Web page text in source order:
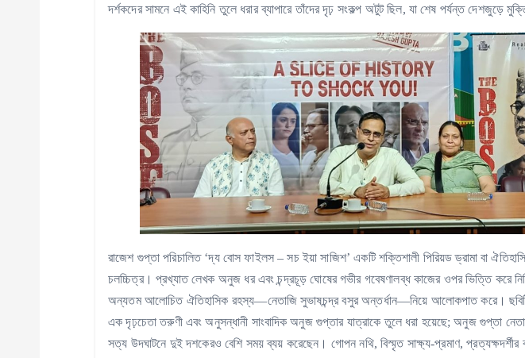
দর্শকদের সামনে এই কাহিনি তুলে ধরার ব্যাপারে তাঁদের দৃঢ় সংকল্প অটুট ছিল, যা শেষ পর্যন্ত দেশজুড়ে
রাজেশ গুপ্তা পরিচালিত ‘দ্য বোস ফাইলস – সচ ইয়া সাজিশ’ একটি শক্তিশালী পিরিয়ড ড্রামা বা
চলচ্চিত্র। প্রখ্যাত লেখক অনুজ ধর এবং চন্দ্রচূড় ঘোষের গভীর গবেষণালব্ধ কাজের ওপর ভিত্তি করে
অন্যতম আলোচিত ঐতিহাসিক রহস্য—নেতাজি সুভাষচন্দ্র বসুর অন্তর্ধান—নিয়ে আলোকপাত করে।
এক দৃঢ়চেতা তরুণী এবং অনুসন্ধানী সাংবাদিক অনুজ গুপ্তার যাত্রাকে তুলে ধরা হয়েছে; অনুজ গুপ্তা
সত্য উদঘাটনে দুই দশকেরও বেশি সময় ব্যয় করেছেন। গোপন নথি, বিস্মৃত সাক্ষ্য-প্রমাণ, প্রত্যক্ষদর্শীর